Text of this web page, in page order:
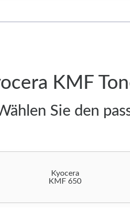
KMF
Sie den
Kyocera
KMF 650